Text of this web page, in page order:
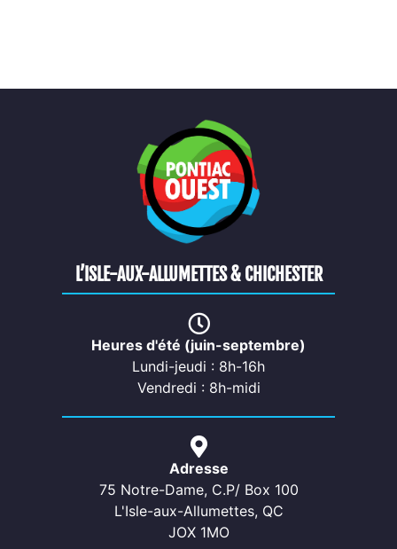
L’ISLE-AUX-ALLUMETTES & CHICHESTER
Heures d'été (juin-septembre)
Lundi-jeudi : 8h-16h
Vendredi : 8h-midi
Adresse
75 Notre-Dame, C.P/ Box 100
L'Isle-aux-Allumettes, QC
JOX 1MO